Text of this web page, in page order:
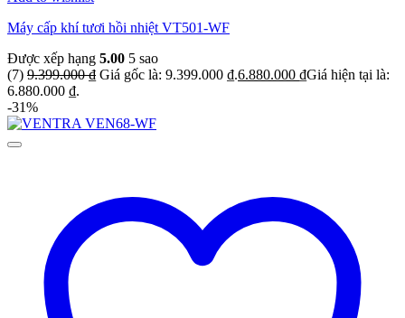
Máy cấp khí tươi hồi nhiệt VT501-WF
Được xếp hạng 5.00 5 sao
(7) 9.399.000₫ Giá gốc là: 9.399.000 ₫.6.880.000 ₫Giá hiện tại là:
6.880.000 ₫.
-31%